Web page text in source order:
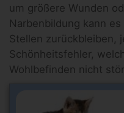
um größere Wunden
Narbenbildung kann
Stellen zurückbleiben,
Schönheitsfehler,
Wohlbefinden nicht